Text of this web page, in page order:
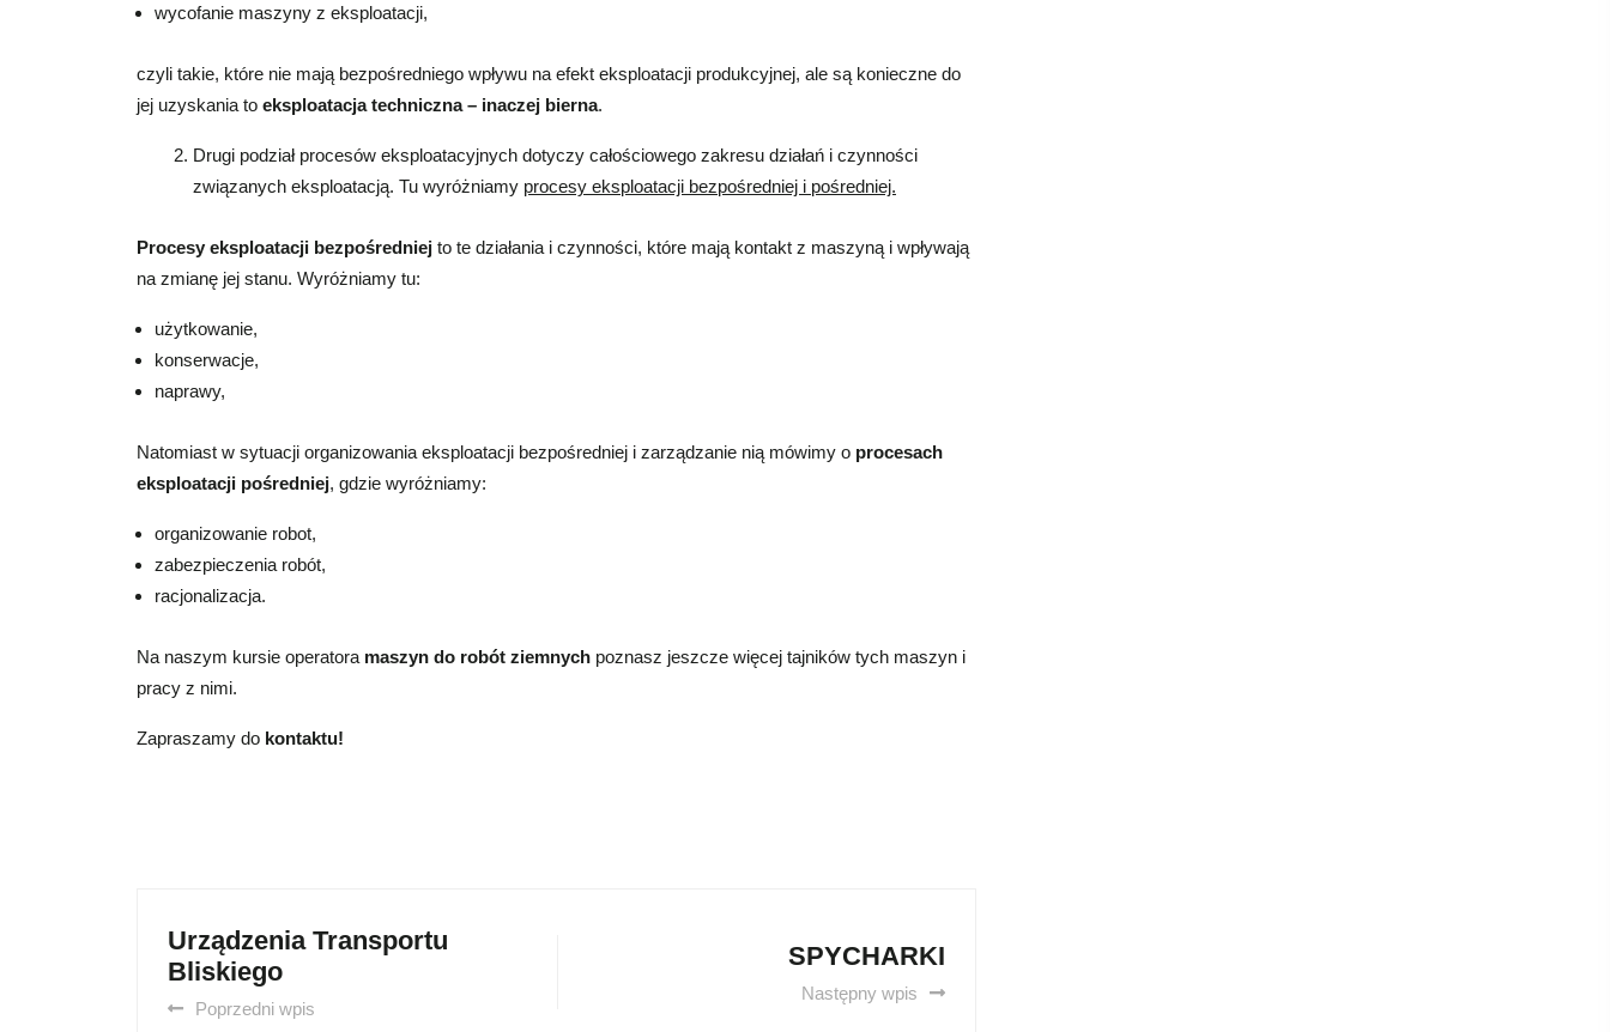
wycofanie maszyny z eksploatacji,
czyli takie, które nie mają bezpośredniego wpływu na efekt eksploatacji produkcyjnej, ale są konieczne do
jej uzyskania to eksploatacja techniczna – inaczej bierna.
Drugi podział procesów eksploatacyjnych dotyczy całościowego zakresu działań i czynności
związanych eksploatacją. Tu wyróżniamy procesy eksploatacji bezpośredniej i pośredniej.
Procesy eksploatacji bezpośredniej to te działania i czynności, które mają kontakt z maszyną i wpływają
na zmianę jej stanu. Wyróżniamy tu:
użytkowanie,
konserwacje,
naprawy,
Natomiast w sytuacji organizowania eksploatacji bezpośredniej i zarządzanie nią mówimy o procesach
eksploatacji pośredniej, gdzie wyróżniamy:
organizowanie robot,
zabezpieczenia robót,
racjonalizacja.
Na naszym kursie operatora maszyn do robót ziemnych poznasz jeszcze więcej tajników tych maszyn i
pracy z nimi.
Zapraszamy do kontaktu!
Urządzenia Transportu
Bliskiego
Poprzedni wpis
SPYCHARKI
Następny wpis